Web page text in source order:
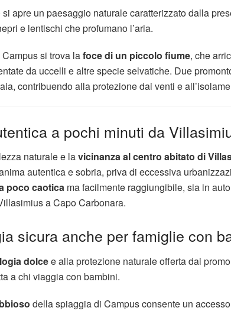
apre un paesaggio naturale caratterizzato dalla
e lentischi che profumano l’aria.
si trova lafoce di un piccolo fiume, che
da uccelli e altre specie selvatiche. Due
contribuendo alla protezione dai venti e
a pochi minuti da
naturale e lavicinanza al centro abitato di
autentica e sobria, priva di eccessiva
poco caotica ma facilmente raggiungibile, sia in
a Capo Carbonara.
sicura anche per famiglie con
dolcee alla protezione naturale offerta dai
a chi viaggia con bambini.
della spiaggia di Campus consente un